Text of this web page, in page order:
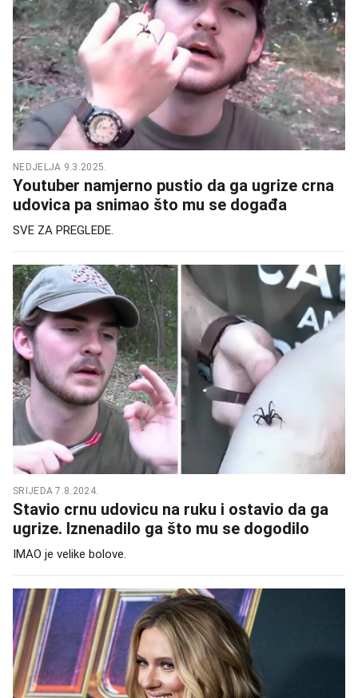
NEDJELJA 9.3.2025.
Youtuber namjerno pustio da ga ugrize crna
udovica pa snimao što mu se događa
SVE ZA PREGLEDE.
SRIJEDA 7.8.2024.
Stavio crnu udovicu na ruku i ostavio da ga
ugrize. Iznenadilo ga što mu se dogodilo
IMAO je velike bolove.